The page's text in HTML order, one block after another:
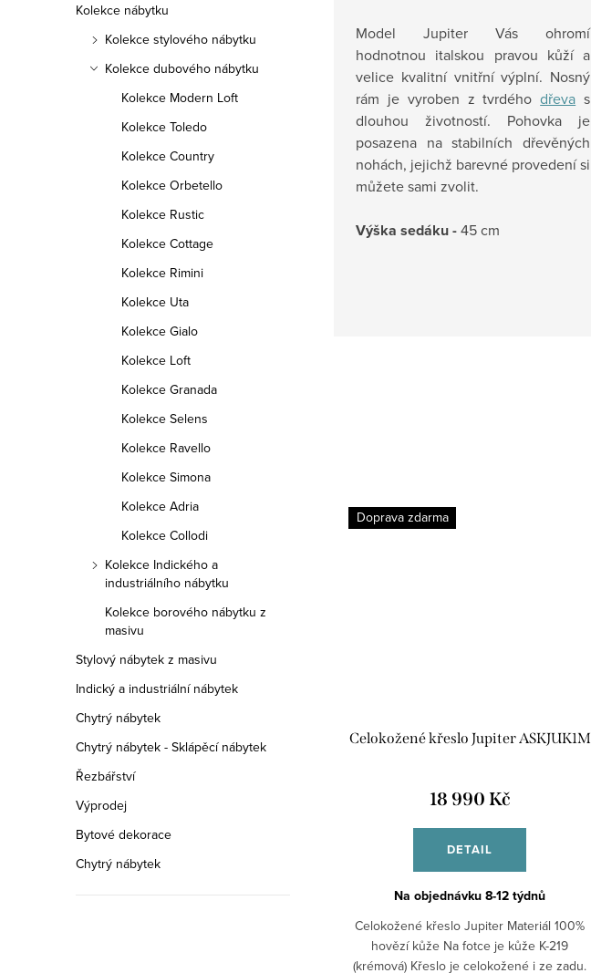
Kolekce nábytku
Kolekce stylového nábytku
Kolekce dubového nábytku
Kolekce Modern Loft
Kolekce Toledo
Kolekce Country
Kolekce Orbetello
Kolekce Rustic
Kolekce Cottage
Kolekce Rimini
Kolekce Uta
Kolekce Gialo
Kolekce Loft
Kolekce Granada
Kolekce Selens
Kolekce Ravello
Kolekce Simona
Kolekce Adria
Kolekce Collodi
Kolekce Indického a
industriálního nábytku
Kolekce borového nábytku z
masivu
Stylový nábytek z masivu
Indický a industriální nábytek
Chytrý nábytek
Chytrý nábytek - Sklápěcí nábytek
Řezbářství
Výprodej
Bytové dekorace
Chytrý nábytek
Model Jupiter Vás ohromí
hodnotnou italskou pravou kůží a
velice kvalitní vnitřní výplní. Nosný
rám je vyroben z tvrdéhodřeva s
dlouhou životností. Pohovka je
posazena na stabilních dřevěných
nohách, jejichž barevné provedení si
můžete sami zvolit.
Výška sedáku -45 cm
Doprava zdarma
Celokožené křeslo Jupiter ASKJUK1M
18 990 Kč
DETAIL
Na objednávku 8-12 týdnů
Celokožené křeslo Jupiter Materiál 100%
hovězí kůže Na fotce je kůže K-219
(krémová) Křeslo je celokožené i ze zadu.